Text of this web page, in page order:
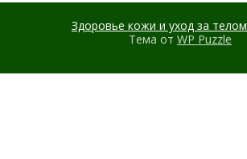
Здоровье кожи и уход за телом
Тема от WP Puzzle